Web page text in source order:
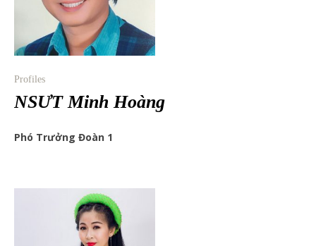
Profiles
NSƯT Minh Hoàng
Phó Trưởng Đoàn 1